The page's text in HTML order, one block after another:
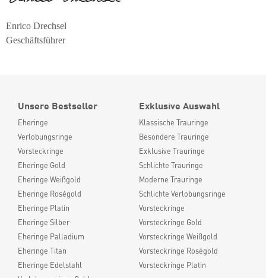
Enrico Drechsel
Geschäftsführer
Unsere Bestseller
Eheringe
Verlobungsringe
Vorsteckringe
Eheringe Gold
Eheringe Weißgold
Eheringe Roségold
Eheringe Platin
Eheringe Silber
Eheringe Palladium
Eheringe Titan
Eheringe Edelstahl
Exklusive Auswahl
Klassische Trauringe
Besondere Trauringe
Exklusive Trauringe
Schlichte Trauringe
Moderne Trauringe
Schlichte Verlobungsringe
Vorsteckringe
Vorsteckringe Gold
Vorsteckringe Weißgold
Vorsteckringe Roségold
Vorsteckringe Platin